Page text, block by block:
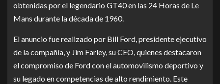
obtenidas por el legendario GT40 en las 24 Horas de Le
Mans durante la década de 1960.
El anuncio fue realizado por Bill Ford, presidente ejecutivo
de la compañía, y Jim Farley, su CEO, quienes destacaron
el compromiso de Ford con el automovilismo deportivo y
su legado en competencias de alto rendimiento. Este